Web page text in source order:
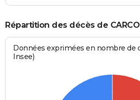
Répartition des décès de
Données exprimées en nombre de
Insee)